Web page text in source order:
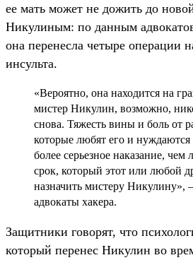
ее мать может не дожить до
Никулиным: по данным
она перенесла четыре операции
инсульта.
«Вероятно, она находится на
мистер Никулин, возможно,
снова. Тяжесть вины и боль от
которые любят его и нуждаются
более серьезное наказание,
срок, который этот или любой
назначить мистеру Никулину»,
адвокаты хакера.
Защитники говорят, что
который перенес Никулин во